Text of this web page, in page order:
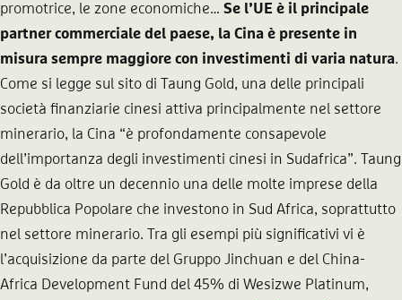
promotrice, le zone economiche… Se l’UE è il principale
partner commerciale del paese, la Cina è presente in
misura sempre maggiore con investimenti di varia natura.
Come si legge sul sito di Taung Gold, una delle principali
società finanziarie cinesi attiva principalmente nel settore
minerario, la Cina “è profondamente consapevole
dell’importanza degli investimenti cinesi in Sudafrica”. Taung
Gold è da oltre un decennio una delle molte imprese della
Repubblica Popolare che investono in Sud Africa, soprattutto
nel settore minerario. Tra gli esempi più significativi vi è
l’acquisizione da parte del Gruppo Jinchuan e del China-
Africa Development Fund del 45% di Wesizwe Platinum,